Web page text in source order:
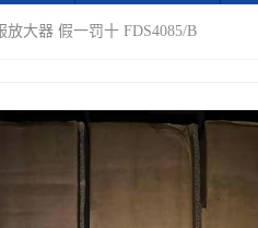
放大器 假一罚十 FDS4085/B